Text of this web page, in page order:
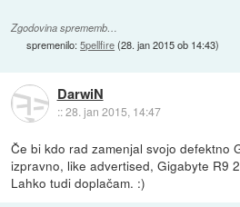
Zgodovina sprememb…
spremenilo:5pellfire(28. jan 2015 ob 14:43)
DarwiN
::28. jan 2015, 14:47
Če bi kdo rad zamenjal svojo defektno
izpravno, like advertised, Gigabyte R9
Lahko tudi doplačam. :)